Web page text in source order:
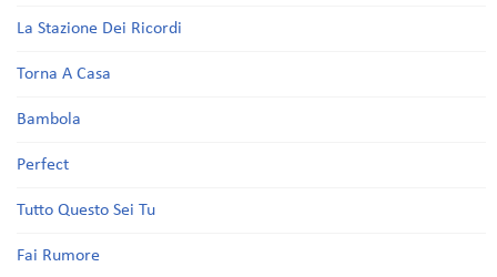
La Stazione Dei Ricordi
Torna A Casa
Bambola
Perfect
Tutto Questo Sei Tu
Fai Rumore